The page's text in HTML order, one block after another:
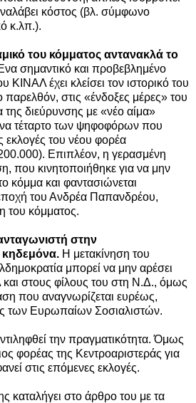
κόστος (βλ. σύμφωνο
κ.λπ.).
του κόμματος αντανακλά το
σημαντικό και προβεβλημένο
ΚΙΝΑΛ έχει κλείσει τον ιστορικό του
στις «ένδοξες μέρες» του
διεύρυνσης με «νέο αίμα»
τέταρτο των ψηφοφόρων που
εκλογές του νέου φορέα
Επιπλέον, η γερασμένη
που κινητοποιήθηκε για να μην
κόμμα και φαντασιώνεται
του Ανδρέα Παπανδρέου,
του κόμματος.
στην
κηδεμόνα. Η μετακίνηση του
μπορεί να μην αρέσει
στους φίλους του στη Ν.Δ., όμως
που αναγνωρίζεται ευρέως,
των Ευρωπαίων Σοσιαλιστών.
την πραγματικότητα. Όμως
φορέας της Κεντροαριστεράς για
στις επόμενες εκλογές.
καταλήγει στο άρθρο του με τα